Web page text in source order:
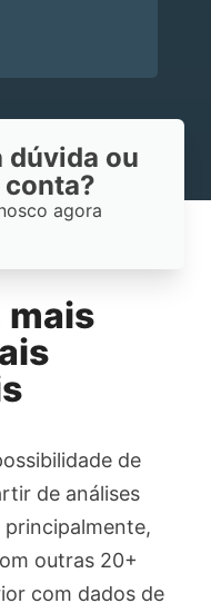
mais
de
de análises
principalmente,
outras 20+
com dados de
dúvida ou
agora